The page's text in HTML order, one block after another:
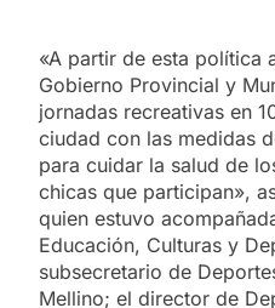
«A partir de esta política
Gobierno Provincial y
jornadas recreativas en
ciudad con las medidas
para cuidar la salud de
chicas que participan»,
quien estuvo
Educación, Culturas y
subsecretario de
Mellino; el director de